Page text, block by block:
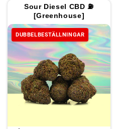
Sour Diesel CBD ⛽
[Greenhouse]
DUBBELBESTÄLLNINGAR